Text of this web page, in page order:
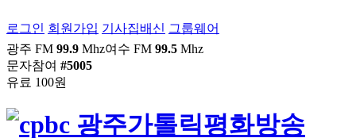
로그인 회원가입 기사집배신 그룹웨어
광주 FM 99.9 Mhz여수 FM 99.5 Mhz
문자참여 #5005
유료 100원